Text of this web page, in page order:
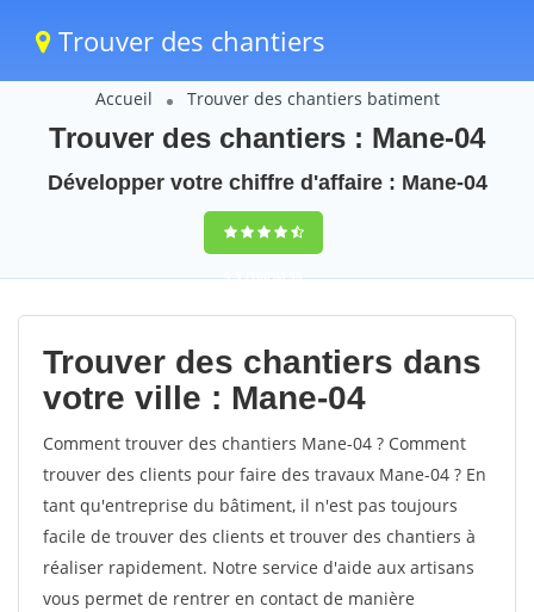
Trouver des chantiers
Accueil Trouver des chantiers batiment
Trouver des chantiers : Mane-04
Développer votre chiffre d'affaire : Mane-04
9,5(100%)55
votes
Trouver des chantiers dans
votre ville : Mane-04
Comment trouver des chantiers Mane-04 ? Comment
trouver des clients pour faire des travaux Mane-04 ? En
tant qu'entreprise du bâtiment, il n'est pas toujours
facile de trouver des clients et trouver des chantiers à
réaliser rapidement. Notre service d'aide aux artisans
vous permet de rentrer en contact de manière